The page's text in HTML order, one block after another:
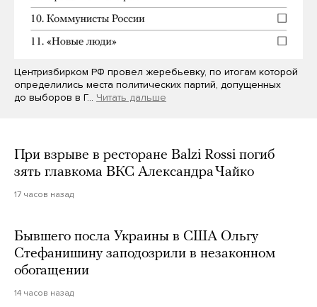
Центризбирком РФ провел жеребьевку, по итогам которой
определились места политических партий, допущенных
до выборов в Г… Читать дальше
При взрыве в ресторане Balzi Rossi погиб
зять главкома ВКС Александра Чайко
17 часов назад
Бывшего посла Украины в США Ольгу
Стефанишину заподозрили в незаконном
обогащении
14 часов назад